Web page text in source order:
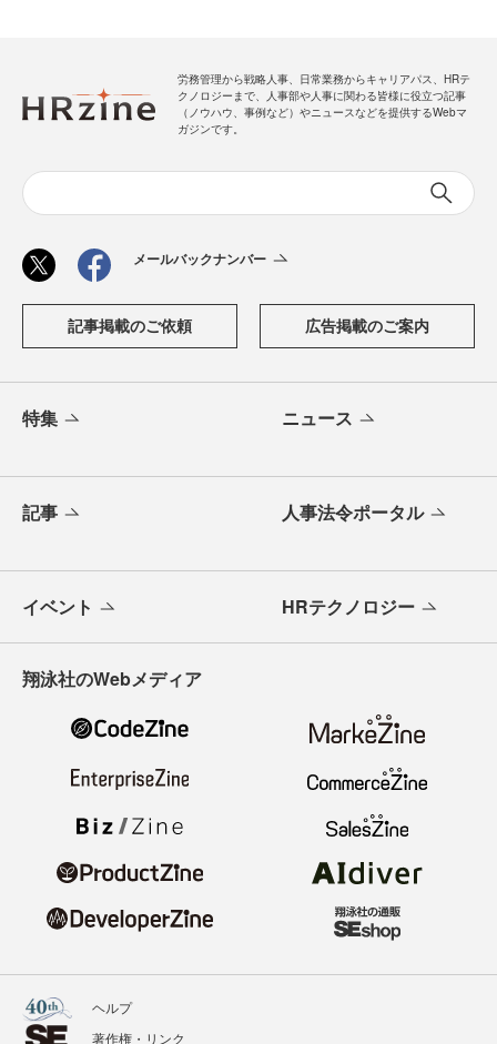
労務管理から戦略人事、日常業務からキャリアパス、HRテ
クノロジーまで、人事部や人事に関わる皆様に役立つ記事
（ノウハウ、事例など）やニュースなどを提供するWebマ
ガジンです。
メールバックナンバー
記事掲載のご依頼 広告掲載のご案内
特集 ニュース
記事 人事法令ポータル
イベント HRテクノロジー
翔泳社のWebメディア
ヘルプ
著作権・リンク